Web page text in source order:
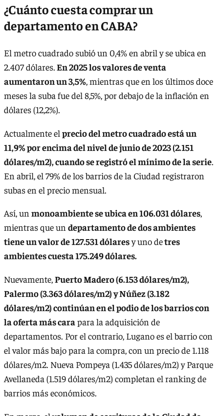
¿Cuánto cuesta comprar un
departamento en CABA?
El metro cuadrado subió un 0,4% en abril y se ubica en
2.407 dólares.En 2025 los valores de venta
aumentaron un 3,5%, mientras que en los últimos doce
meses la suba fue del 8,5%, por debajo de la inflación en
dólares (12,2%).
Actualmente el precio del metro cuadrado está un
11,9% por encima del nivel de junio de 2023 (2.151
dólares/m2), cuando se registró el mínimo de la serie.
En abril, el 79% de los barrios de la Ciudad registraron
subas en el precio mensual.
Así, un monoambiente se ubica en 106.031 dólares,
mientras que un departamento de dos ambientes
tiene un valor de 127.531 dólaresy uno detres
ambientes cuesta 175.249 dólares.
Nuevamente,Puerto Madero (6.153 dólares/m2),
Palermo (3.363 dólares/m2) y Núñez (3.182
dólares/m2) continúan en el podio de los barrios con
la oferta más carapara la adquisición de
departamentos. Por el contrario, Lugano es el barrio con
el valor más bajo para la compra, con un precio de 1.118
dólares/m2. Nueva Pompeya (1.435 dólares/m2) y Parque
Avellaneda (1.519 dólares/m2) completan el ranking de
barrios más económicos.